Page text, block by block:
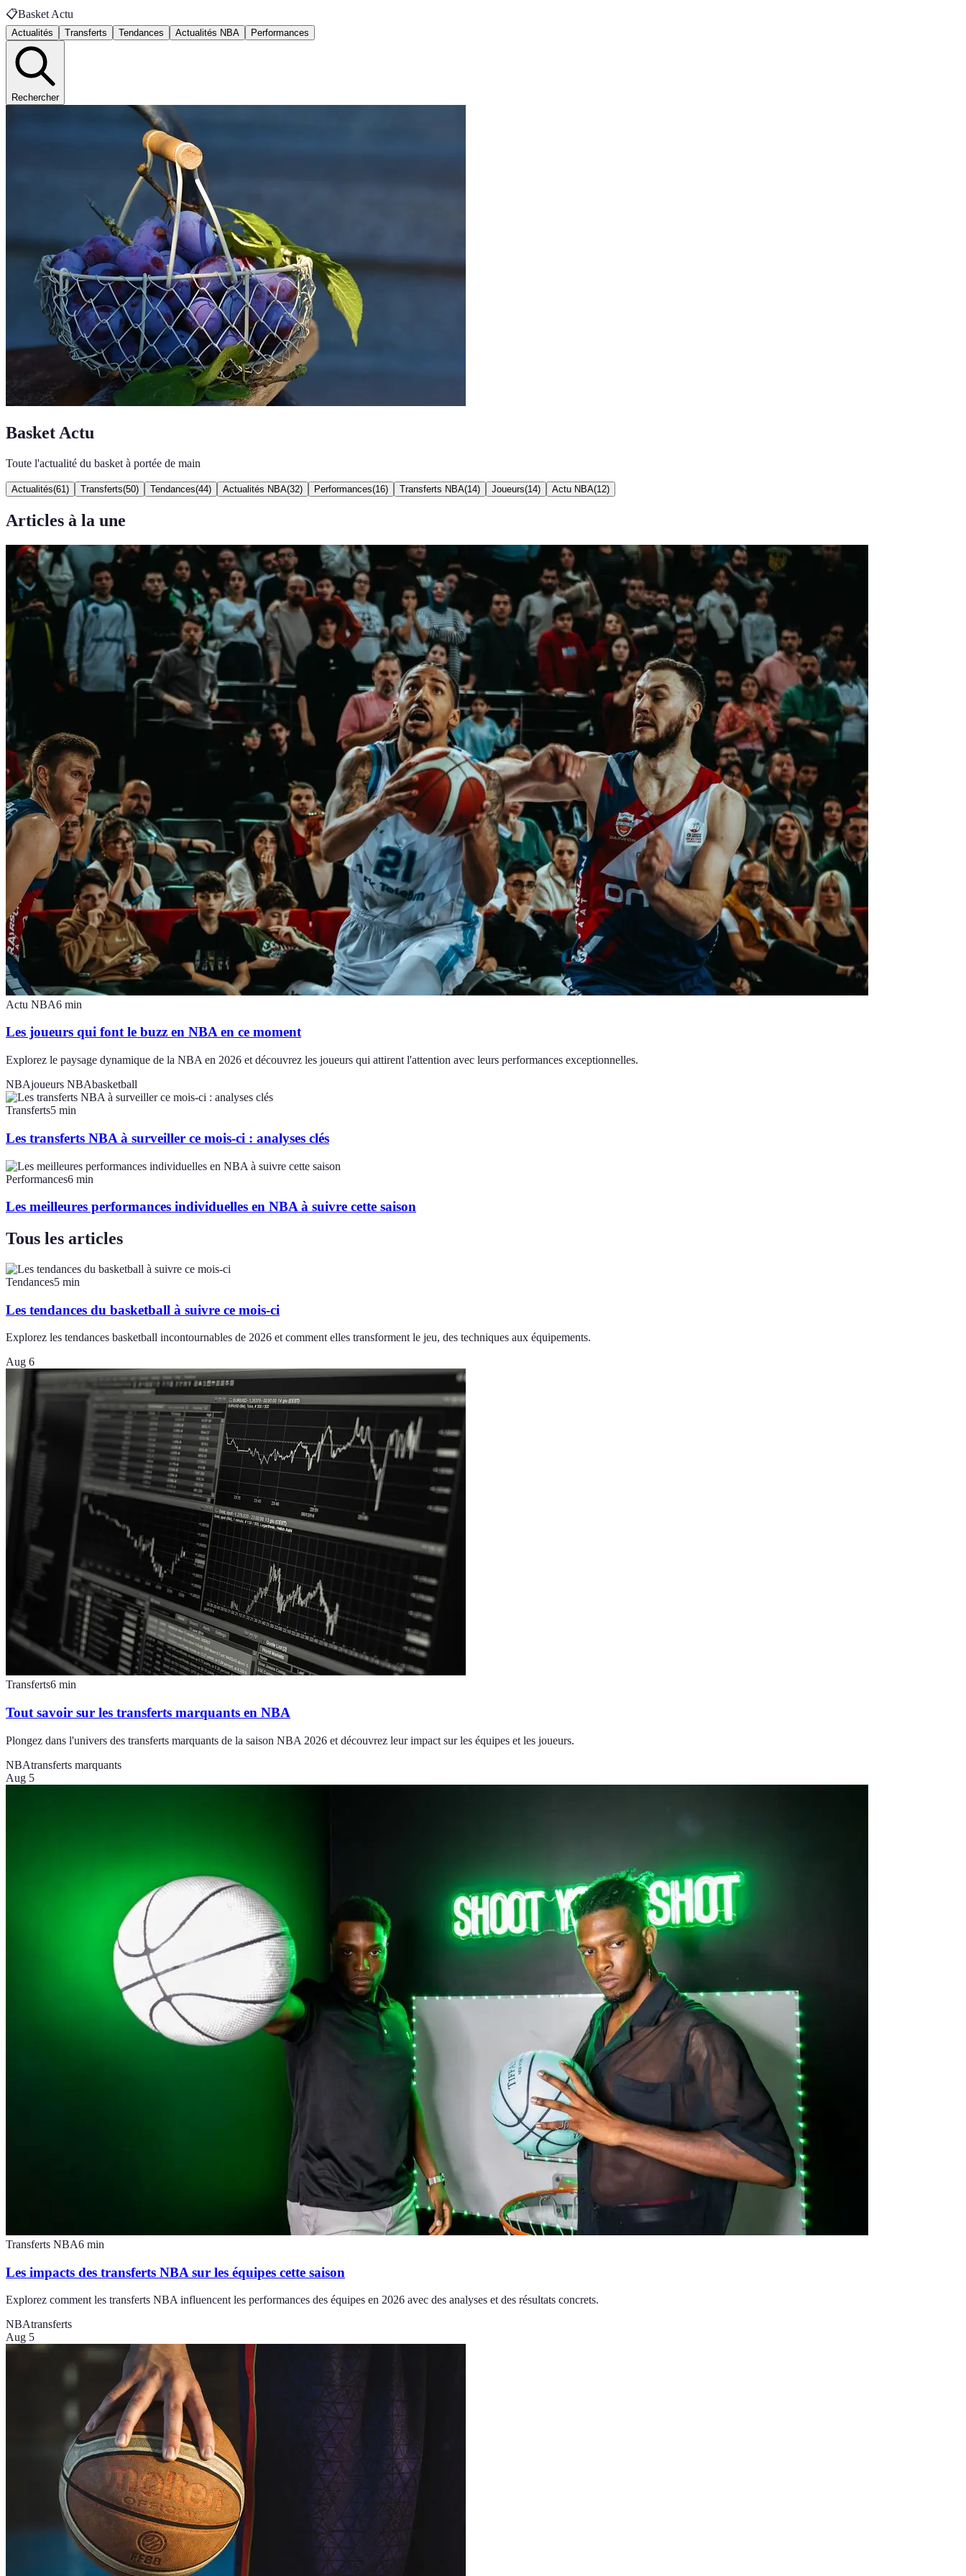
📋Basket Actu
Actualités Transferts Tendances Actualités NBA Performances
Rechercher
Basket Actu
Toute l'actualité du basket à portée de main
Actualités(61 ) Transferts(50) Tendances(44) Actualités NBA(32) Performances(16) Transferts NBA(14) Joueurs(14) Actu NBA(12)
Articles à la une
Actu NBA6 min
Les joueurs qui font le buzz en NBA en ce moment
Explorez le paysage dynamique de la NBA en 2026 et découvrez les joueurs qui attirent l'attention avec leurs performances exceptionnelles.
NBAjoueurs NBAbasketball
Transferts5 min
Les transferts NBA à surveiller ce mois-ci : analyses clés
Performances6 min
Les meilleures performances individuelles en NBA à suivre cette saison
Tous les articles
Tendances5 min
Les tendances du basketball à suivre ce mois-ci
Explorez les tendances basketball incontournables de 2026 et comment elles transforment le jeu, des techniques aux équipements.
Aug 6
Transferts6 min
Tout savoir sur les transferts marquants en NBA
Plongez dans l'univers des transferts marquants de la saison NBA 2026 et découvrez leur impact sur les équipes et les joueurs.
NBAtransferts marquants
Aug 5
Transferts NBA6 min
Les impacts des transferts NBA sur les équipes cette saison
Explorez comment les transferts NBA influencent les performances des équipes en 2026 avec des analyses et des résultats concrets.
NBAtransferts
Aug 5